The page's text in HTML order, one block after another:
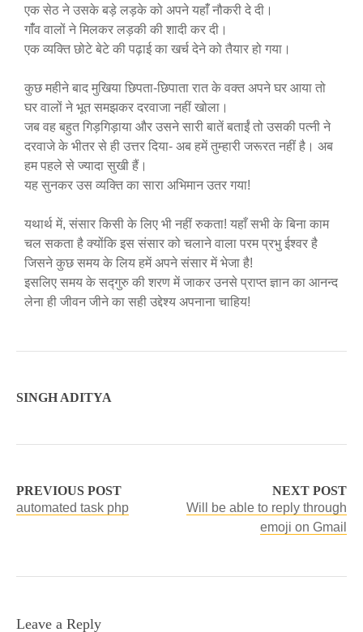
एक सेठ ने उसके बड़े लड़के को अपने यहांँ नौकरी दे दी।
गांँव वालों ने मिलकर लड़की की शादी कर दी।
एक व्यक्ति छोटे बेटे की पढ़ाई का खर्च देने को तैयार हो गया।
कुछ महीने बाद मुखिया छिपता-छिपाता रात के वक्त अपने घर आया तो
घर वालों ने भूत समझकर दरवाजा नहीं खोला।
जब वह बहुत गिड़गिड़ाया और उसने सारी बातें बताईं तो उसकी पत्नी ने
दरवाजे के भीतर से ही उत्तर दिया- अब हमें तुम्हारी जरूरत नहीं है। अब
हम पहले से ज्यादा सुखी हैं।
यह सुनकर उस व्यक्ति का सारा अभिमान उतर गया!
यथार्थ में, संसार किसी के लिए भी नहीं रुकता! यहाँ सभी के बिना काम
चल सकता है क्योंकि इस संसार को चलाने वाला परम प्रभु ईश्वर है
जिसने कुछ समय के लिय हमें अपने संसार में भेजा है!
इसलिए समय के सद्गुरु की शरण में जाकर उनसे प्राप्त ज्ञान का आनन्द
लेना ही जीवन जीने का सही उद्देश्य अपनाना चाहिय!
SINGH ADITYA
PREVIOUS POST
automated task php
NEXT POST
Will be able to reply through
emoji on Gmail
Leave a Reply